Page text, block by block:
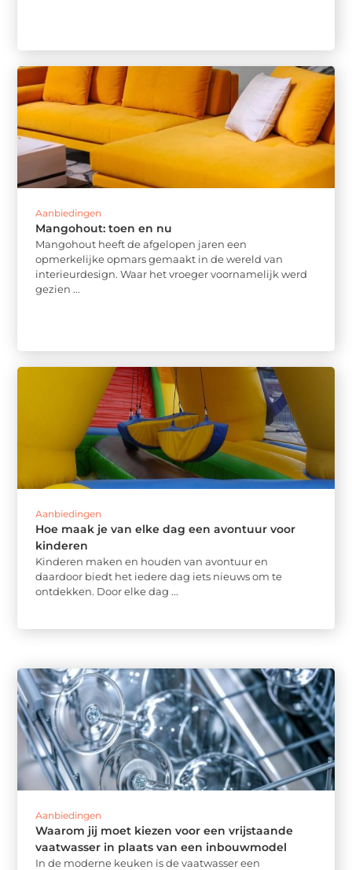
Aanbiedingen
Mangohout: toen en nu
Mangohout heeft de afgelopen jaren een
opmerkelijke opmars gemaakt in de wereld van
interieurdesign. Waar het vroeger voornamelijk werd
gezien ...
Aanbiedingen
Hoe maak je van elke dag een avontuur voor
kinderen
Kinderen maken en houden van avontuur en
daardoor biedt het iedere dag iets nieuws om te
ontdekken. Door elke dag ...
Aanbiedingen
Waarom jij moet kiezen voor een vrijstaande
vaatwasser in plaats van een inbouwmodel
In de moderne keuken is de vaatwasser een